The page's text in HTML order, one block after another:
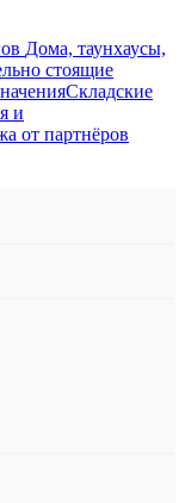
Дома, таунхаусы,
стоящие
Складские
и
от партнёров